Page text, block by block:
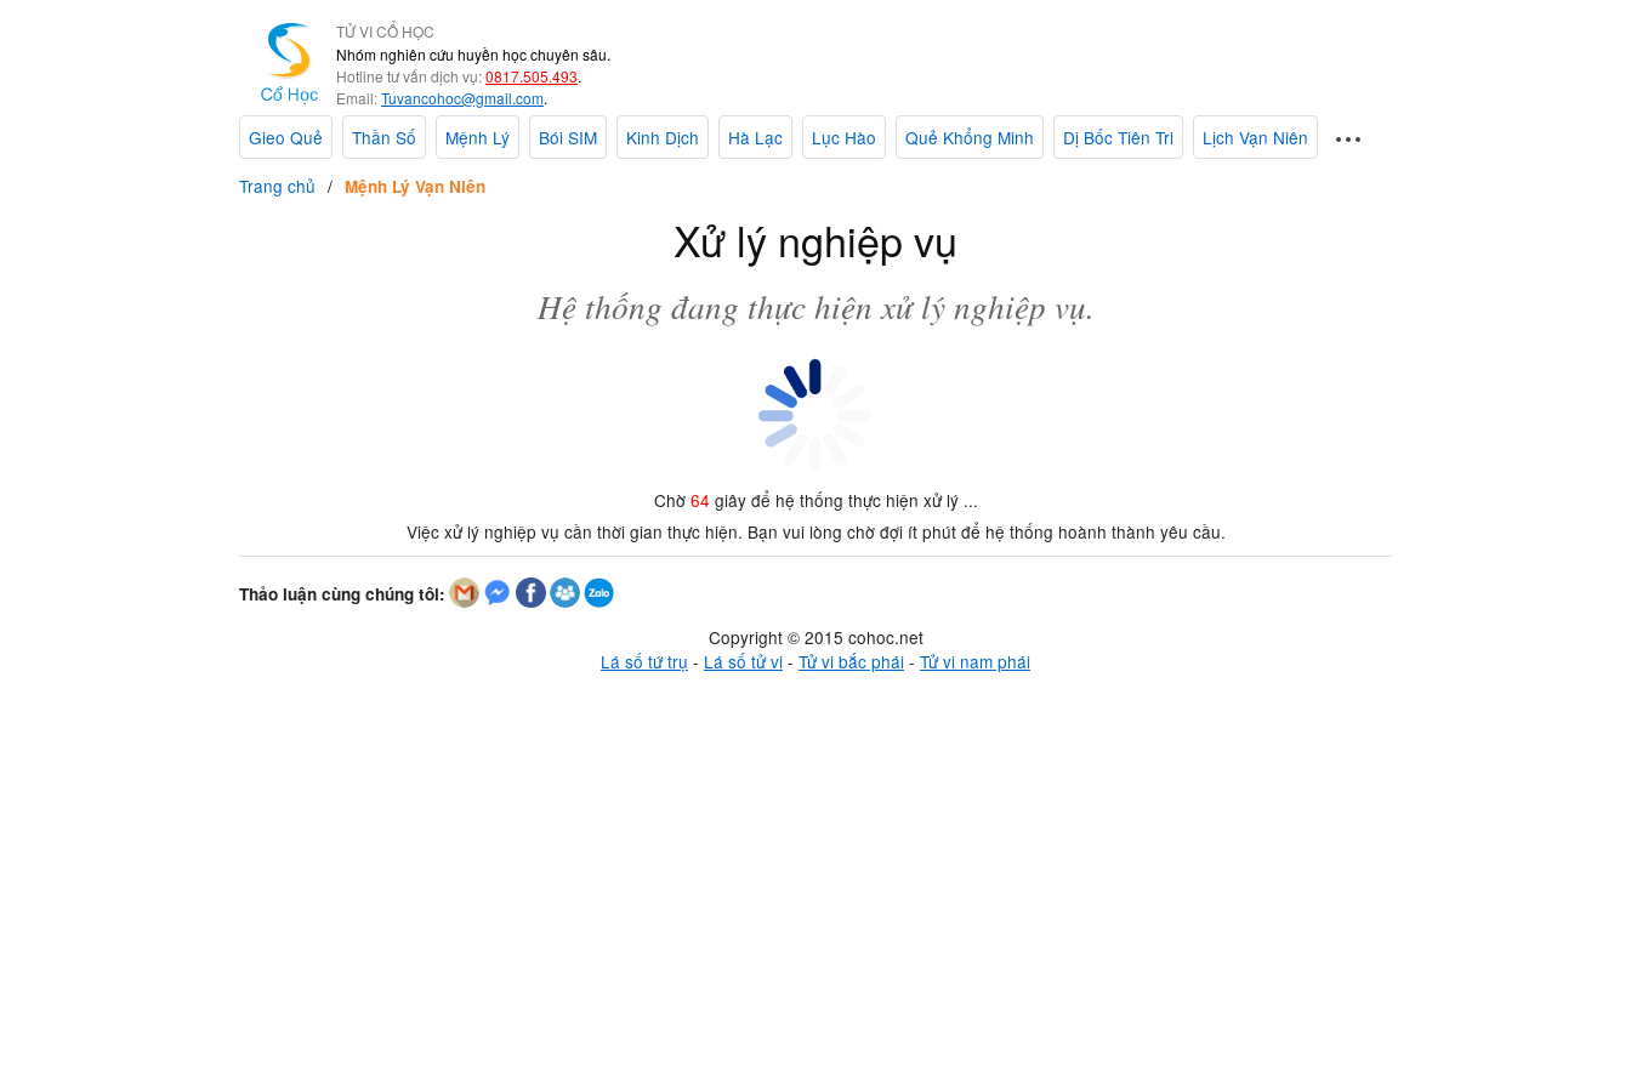
TỬ VI CỔ HỌC
Nhóm nghiên cứu huyền học chuyên sâu.
Hotline tư vấn dịch vụ:0817.505.493.
Email:Tuvancohoc@gmail.com.
Gieo Quẻ Thần Số Mệnh Lý Bói SIM Kinh Dịch Hà Lạc Lục Hào Quẻ Khổng Minh Dị Bốc Tiên Tri
Lịch Vạn Niên
Trang chủ
Mệnh Lý Vạn Niên
Xử lý nghiệp vụ
Hệ thống đang thực hiện xử lý nghiệp vụ.
Chờ 64 giây để hệ thống thực hiện xử lý ...
Việc xử lý nghiệp vụ cần thời gian thực hiện. Bạn vui lòng chờ đợi ít phút để hệ thống hoành thành yêu cầu.
Thảo luận cùng chúng tôi:
Copyright © 2015 cohoc.net
Lá số tứ trụ - Lá số tử vi - Tử vi bắc phái - Tử vi nam phái